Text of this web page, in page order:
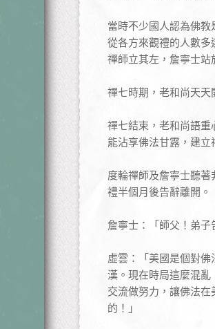
當時不少國人認為佛
從各方來觀禮的人數
禪師立其左，詹寧士站
禪七時期，老和尚天
禪七結束，老和尚語
能沾享佛法甘露，建
度輪禪師及詹寧士聽
禮半個月後告辭離開。
詹寧士：「師父！弟
虛雲：「美國是個對
漢。現在時局這麼混
交流做努力，讓佛法
的！」